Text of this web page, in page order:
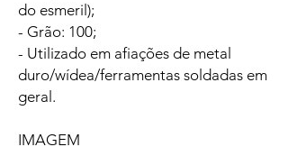
do esmeril);
- Grão: 100;
- Utilizado em afiações de metal
duro/wídea/ferramentas soldadas em
geral.
IMAGEM